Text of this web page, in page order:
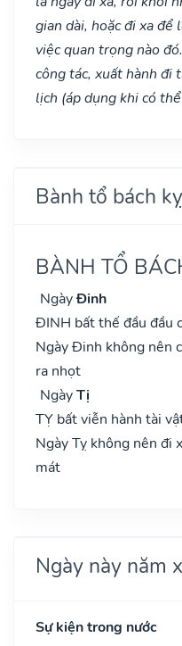
gian dài, hoặc đi xa
việc quan trọng nào
công tác, xuất hành đi
lịch (áp dụng khi có
Bành tổ bách
BÀNH TỔ
NgàyĐinh
ĐINH bất thế đầu đầu
Ngày Đinh không nên
ra nhọt
NgàyTị
TỴ bất viễn hành tài
Ngày Tỵ không nên đi
mát
Ngày này năm
Sự kiện trong nước